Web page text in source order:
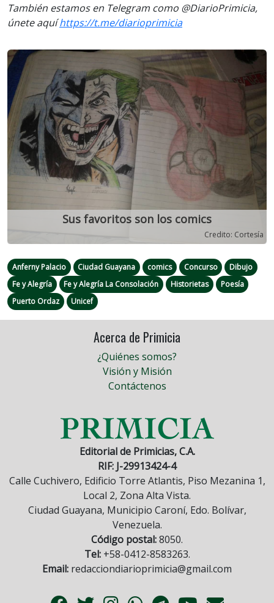
También estamos en Telegram como @DiarioPrimicia,
únete aquíhttps://t.me/diarioprimicia
Sus favoritos son los comics
Credito: Cortesía
Previous Next
Anferny Palacio Ciudad Guayana comics Concurso
Dibujo
Fe y Alegría
Fe y Alegría La Consolación Historietas
Poesía
Puerto Ordaz
Unicef
Acerca de Primicia
¿Quiénes somos?
Visión y Misión
Contáctenos
Editorial de Primicias, C.A.
RIF: J-29913424-4
Calle Cuchivero, Edificio Torre Atlantis, Piso Mezanina 1,
Local 2, Zona Alta Vista.
Ciudad Guayana, Municipio Caroní, Edo. Bolívar,
Venezuela.
Código postal:8050.
Tel:+58-0412-8583263.
Email: redacciondiarioprimicia@gmail.com